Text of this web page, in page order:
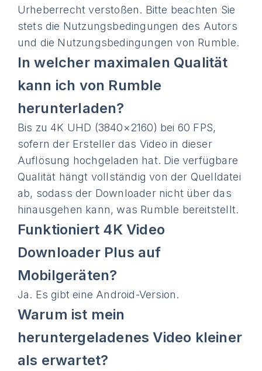
Urheberrecht verstoßen. Bitte beachten Sie
stets die Nutzungsbedingungen des Autors
und die Nutzungsbedingungen von Rumble.
In welcher maximalen Qualität
kann ich von Rumble
herunterladen?
Bis zu 4K UHD (3840×2160) bei 60 FPS,
sofern der Ersteller das Video in dieser
Auflösung hochgeladen hat. Die verfügbare
Qualität hängt vollständig von der Quelldatei
ab, sodass der Downloader nicht über das
hinausgehen kann, was Rumble bereitstellt.
Funktioniert 4K Video
Downloader Plus auf
Mobilgeräten?
Ja. Es gibt eine Android-Version.
Warum ist mein
heruntergeladenes Video kleiner
als erwartet?